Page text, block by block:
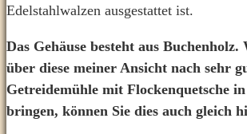
Edelstahlwalzen ausgestattet ist.
Das Gehäuse besteht aus Buchenholz.
über diese meiner Ansicht nach sehr
Getreidemühle mit Flockenquetsche
bringen, können Sie dies auch gleich